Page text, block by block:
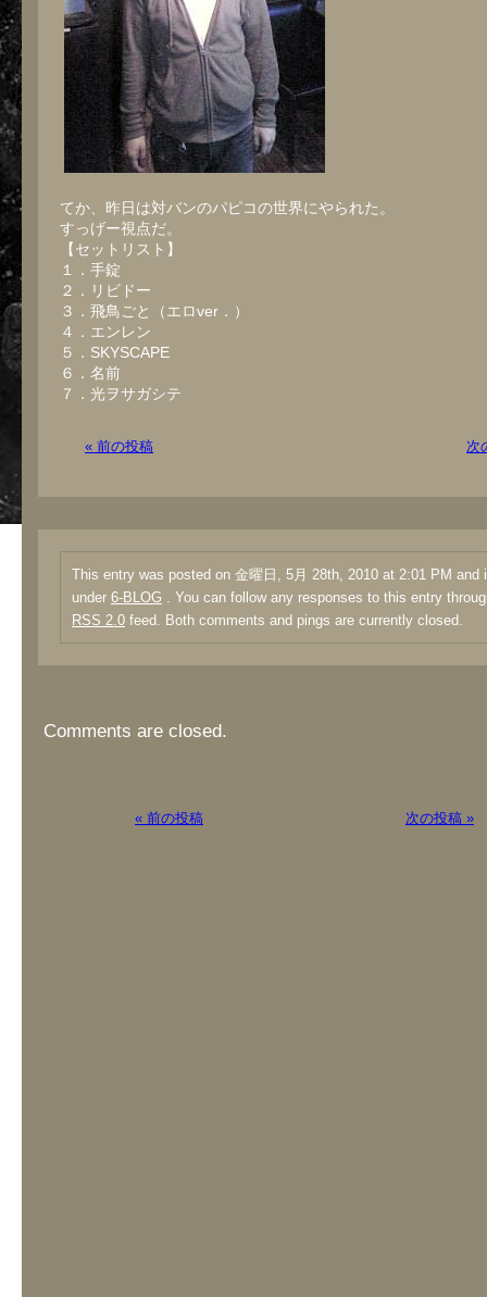
てか、昨日は対バンのパピコの世界にやられた。
すっげー視点だ。
【セットリスト】
１．手錠
２．リビドー
３．飛鳥ごと（エロver．）
４．エンレン
５．SKYSCAPE
６．名前
７．光ヲサガシテ
« 前の投稿 次
This entry was posted on 金曜日, 5月 28th, 2010 at 2:01 PM and
under 6-BLOG . You can follow any responses to this entry
RSS 2.0 feed. Both comments and pings are currently closed.
Comments are closed.
« 前の投稿 次の投稿 »